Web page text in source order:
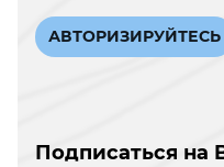
АВТОРИЗИРУЙТЕСЬ
Подписаться на